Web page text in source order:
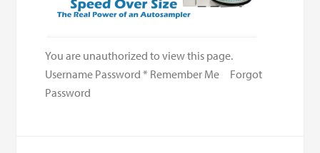
You are unauthorized to view this page.
Username Password * Remember Me Forgot
Password